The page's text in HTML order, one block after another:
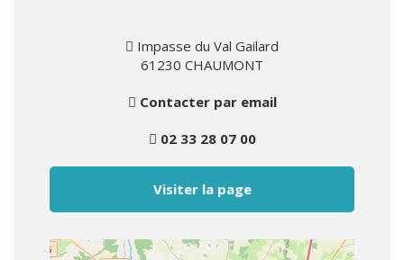
Impasse du Val Gailard
61230 CHAUMONT
Contacter par email
02 33 28 07 00
Visiter la page